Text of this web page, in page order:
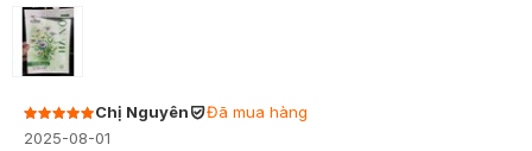
Chị Nguyên
Đã mua hàng
2025-08-01